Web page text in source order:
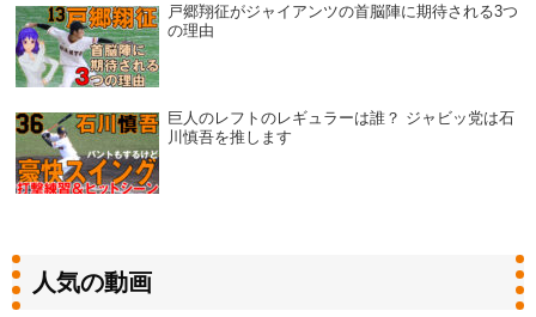
戸郷翔征がジャイアンツの首脳陣に期待される3つ
の理由
巨人のレフトのレギュラーは誰？ ジャビッ党は石
川慎吾を推します
人気の動画